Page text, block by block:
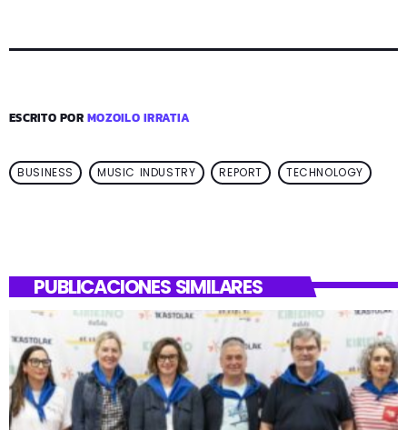
ESCRITO PORMOZOILO IRRATIA
BUSINESS MUSIC INDUSTRY REPORT TECHNOLOGY
PUBLICACIONES SIMILARES